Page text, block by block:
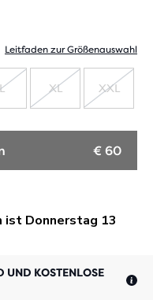
Leitfaden zur Größenauswahl
AUSVERKAUFT
XL XXL
€ 60
UND KOSTENLOSE